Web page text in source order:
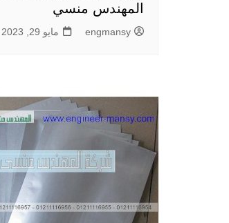
المهندس منسي
engmansy مايو 29, 2023